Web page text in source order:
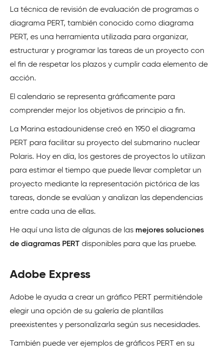
La técnica de revisión de evaluación de programas o
diagrama PERT, también conocido como diagrama
PERT, es una herramienta utilizada para organizar,
estructurar y programar las tareas de un proyecto con
el fin de respetar los plazos y cumplir cada elemento de
acción.
El calendario se representa gráficamente para
comprender mejor los objetivos de principio a fin.
La Marina estadounidense creó en 1950 el diagrama
PERT para facilitar su proyecto del submarino nuclear
Polaris. Hoy en día, los gestores de proyectos lo utilizan
para estimar el tiempo que puede llevar completar un
proyecto mediante la representación pictórica de las
tareas, donde se evalúan y analizan las dependencias
entre cada una de ellas.
He aquí una lista de algunas de las mejores soluciones
de diagramas PERT disponibles para que las pruebe.
Adobe Express
Adobe le ayuda a crear un gráfico PERT permitiéndole
elegir una opción de su galería de plantillas
preexistentes y personalizarla según sus necesidades.
También puede ver ejemplos de gráficos PERT en su